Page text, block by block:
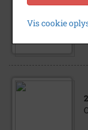
Vis cookie